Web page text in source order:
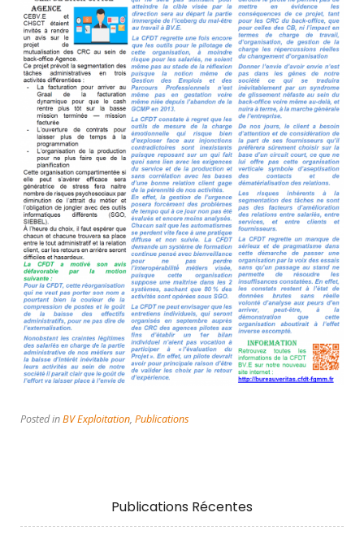
Posted inBV Exploitation, Publications
Publications Récentes